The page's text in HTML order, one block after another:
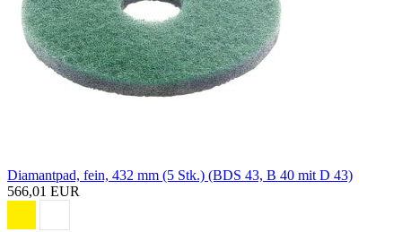
Diamantpad, fein, 432 mm (5 Stk.) (BDS 43, B 40 mit D 43)
566,01 EUR